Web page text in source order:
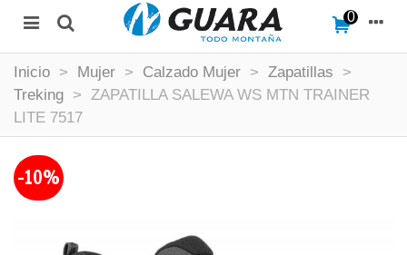
0
Inicio > Mujer > Calzado Mujer > Zapatillas
>
Treking > ZAPATILLA SALEWA WS MTN TRAINER
LITE 7517
-10%